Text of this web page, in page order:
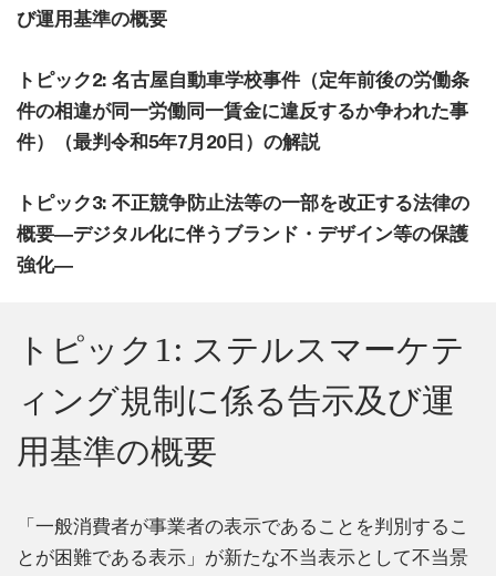
び運用基準の概要
トピック2: 名古屋自動車学校事件（定年前後の労働条
件の相違が同一労働同一賃金に違反するか争われた事
件）（最判令和5年7月20日）の解説
トピック3: 不正競争防止法等の一部を改正する法律の
概要―デジタル化に伴うブランド・デザイン等の保護
強化―
トピック1: ステルスマーケテ
ィング規制に係る告示及び運
用基準の概要
「一般消費者が事業者の表示であることを判別するこ
とが困難である表示」が新たな不当表示として不当景